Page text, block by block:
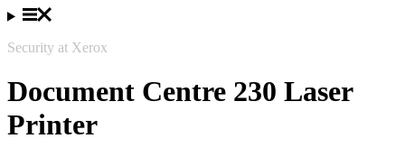
Security at Xerox
Document Centre 230 Laser
Printer